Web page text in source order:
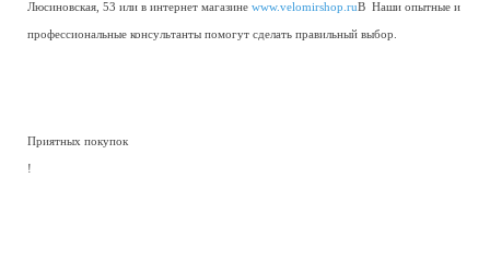
Люсиновская, 53 или в интернет магазине www.velomirshop.ruВ Наши опытные и
профессиональные консультанты помогут сделать правильный выбор.
Приятных покупок
!